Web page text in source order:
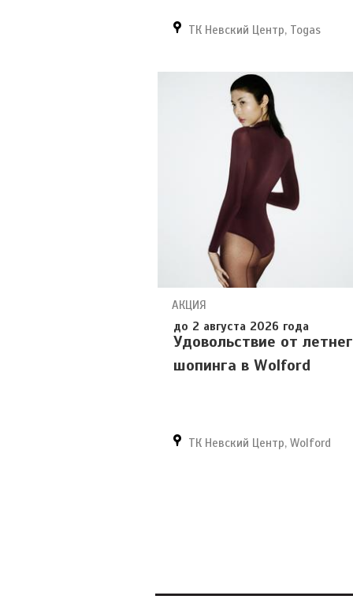
ТК Невский Центр, Togas
АКЦИЯ
до 2 августа 2026 года
Удовольствие от
шопинга в Wolford
ТК Невский Центр, Wolford